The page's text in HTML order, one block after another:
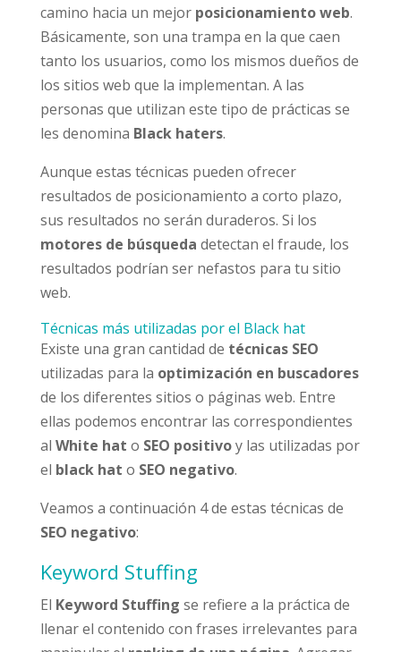
camino hacia un mejor posicionamiento web.
Básicamente, son una trampa en la que caen
tanto los usuarios, como los mismos dueños de
los sitios web que la implementan. A las
personas que utilizan este tipo de prácticas se
les denomina Black haters.
Aunque estas técnicas pueden ofrecer
resultados de posicionamiento a corto plazo,
sus resultados no serán duraderos. Si los
motores de búsqueda detectan el fraude, los
resultados podrían ser nefastos para tu sitio
web.
Técnicas más utilizadas por el Black hat
Existe una gran cantidad de técnicas SEO
utilizadas para la optimización en buscadores
de los diferentes sitios o páginas web. Entre
ellas podemos encontrar las correspondientes
al White hat o SEO positivoy las utilizadas por
el black hat o SEO negativo.
Veamos a continuación 4 de estas técnicas de
SEO negativo:
Keyword Stuffing
El Keyword Stuffing se refiere a la práctica de
llenar el contenido con frases irrelevantes para